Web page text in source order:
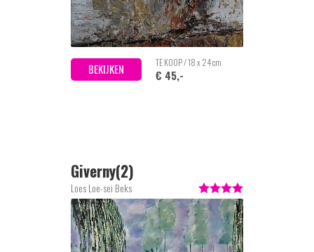
BEKIJKEN TE KOOP / 18 x 24 cm
€ 45,-
Giverny(2)
Loes Loe-sei Beks